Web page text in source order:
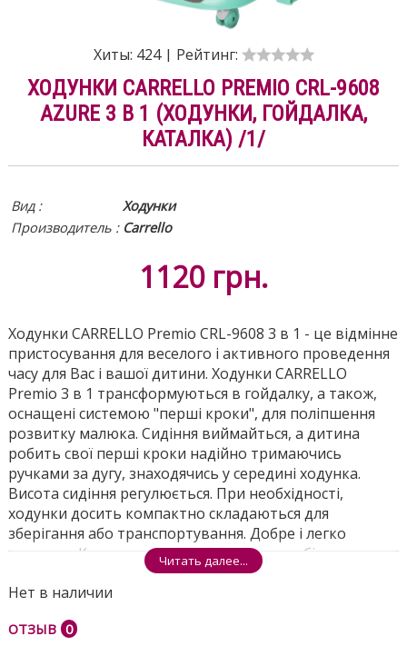
Хиты: 424 | Рейтинг:
ХОДУНКИ CARRELLO PREMIO CRL-9608
AZURE 3 В 1 (ХОДУНКИ, ГОЙДАЛКА,
КАТАЛКА) /1/
Вид :
Ходунки
Производитель : Carrello
1120 грн.
Ходунки CARRELLO Premio CRL-9608 3 в 1 - це відмінне
пристосування для веселого і активного проведення
часу для Вас і вашої дитини. Ходунки CARRELLO
Premio 3 в 1 трансформуються в гойдалку, а також,
оснащені системою "перші кроки", для поліпшення
розвитку малюка. Сидіння виймайться, а дитина
робить свої перші кроки надійно тримаючись
ручками за дугу, знаходячись у середині ходунка.
Висота сидіння регулюється. При необхідності,
ходунки досить компактно складаються для
зберігання або транспортування. Добре і легко
миються. Колеса оснащені накладками з більш
м'якого матеріалу, що робить пересування малюка в
ходунках менш гучним. Також ходунки оснащені
безпеки завжди захистить від ударів ніжками. А
Читать далее...
Нет в наличии
ОТЗЫВ 0